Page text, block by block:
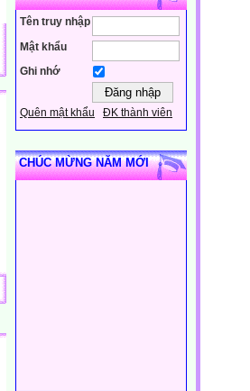
Tên truy nhập
Mật khẩu
Ghi nhớ
Quên mật khẩu ĐK thành viên
CHÚC MỪNG NĂM MỚI